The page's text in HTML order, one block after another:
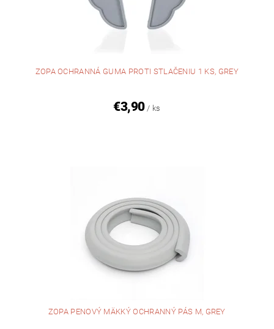
ZOPA OCHRANNÁ GUMA PROTI STLAČENIU 1 KS, GREY
€3,90 / ks
ZOPA PENOVÝ MÄKKÝ OCHRANNÝ PÁS M, GREY